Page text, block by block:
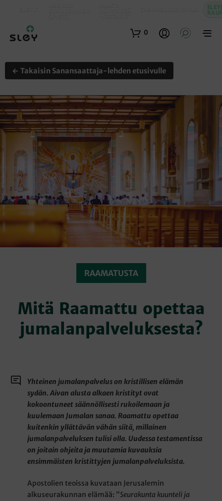
0
← Takaisin Sanansaattaja-lehden etusivulle
RAAMATUSTA
Mitä Raamattu opettaa
jumalanpalveluksesta?
Yhteinen jumalanpalvelus on kristillisen elämän
sydän. Aivan alusta alkaen kristityt ovat
kokoontuneet säännöllisesti rukoilemaan ja
kuulemaan Jumalan sanaa. Raamattu opettaa
kuitenkin yllättävän vähän siitä, millainen
jumalanpalveluksen tulisi olla. Uudessa testamentissa
on joitain ohjeita ja muutamia kuvauksia
ensimmäisten kristittyjen jumalanpalveluksista.
Apostolien teoissa kuvataan Jerusalemin
alkuseurakunnan elämää: ”Seurakunta kuunteli ja